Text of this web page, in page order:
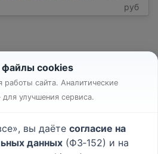
руб
Реклама
соглашение
cookies
сайта. Аналитические
улучшения сервиса.
вы даёте согласие на
данных (ФЗ‑152) и на